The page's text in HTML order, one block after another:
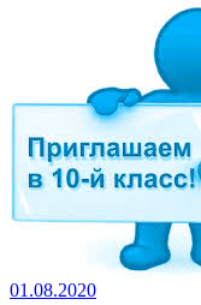
01.08.2020